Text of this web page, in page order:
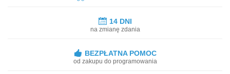
14 DNI
na zmianę zdania
BEZPŁATNA POMOC
od zakupu do programowania